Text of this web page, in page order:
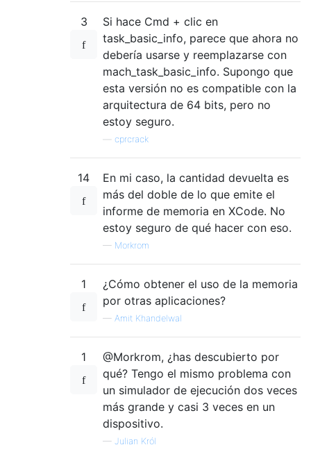
3
Si hace Cmd + clic en
task_basic_info, parece que ahora no
debería usarse y reemplazarse con
mach_task_basic_info. Supongo que
esta versión no es compatible con la
arquitectura de 64 bits, pero no
estoy seguro.
cprcrack
14
En mi caso, la cantidad devuelta es
más del doble de lo que emite el
informe de memoria en XCode. No
estoy seguro de qué hacer con eso.
— Morkrom
1
¿Cómo obtener el uso de la memoria
por otras aplicaciones?
— Amit Khandelwal
1
@Morkrom, ¿has descubierto por
qué? Tengo el mismo problema con
un simulador de ejecución dos veces
más grande y casi 3 veces en un
dispositivo.
— Julian Król